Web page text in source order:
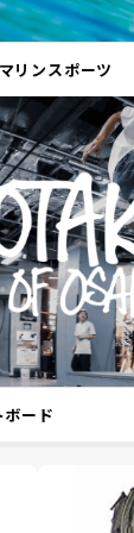
リンスポーツ
ード